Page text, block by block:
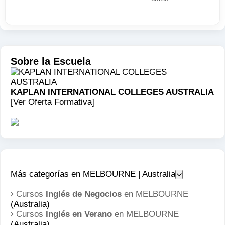
culturales, festivales y música para todos los
gustos.
Sobre la Escuela
KAPLAN INTERNATIONAL COLLEGES AUSTRALIA
[Ver Oferta Formativa]
Más categorías en MELBOURNE | Australia
Cursos Inglés de Negocios en MELBOURNE
(Australia)
Cursos Inglés en Verano en MELBOURNE